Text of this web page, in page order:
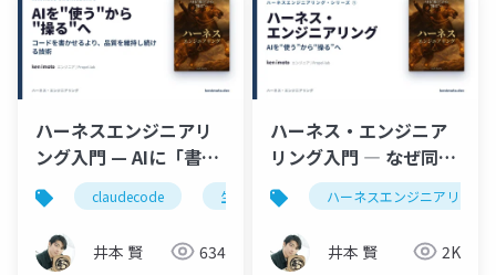
ハーネスエンジニアリ
ング入門 — AIに「書か
せる」から「品質を維
持し続ける」へ
claudecode 生成ai aiエージェント
井本 賢 634
ハーネス・エンジニア
リング入門 ― なぜ同じ
AIで成果が変わるのか
ハーネスエンジニアリング
井本 賢 2K